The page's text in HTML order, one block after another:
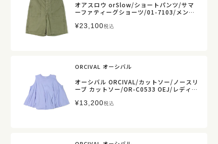
オアスロウ orSlow/ショートパンツ/サマ
ーファティーグショーツ/01-7103/メンズ
¥23,100税込
ORCIVAL オーシバル
オーシバル ORCIVAL/カットソー/ノースリ
ーブ カットソー/OR-C0533 OEJ/レディー
¥13,200税込